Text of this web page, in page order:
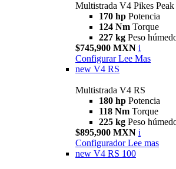
Multistrada V4 Pikes Peak
170 hp Potencia
124 Nm Torque
227 kg Peso
$745,900 MXN i
Configurar Lee Mas
new V4 RS
Multistrada V4 RS
180 hp Potencia
118 Nm Torque
225 kg Peso
$895,900 MXN i
Configurador Lee mas
new V4 RS 100